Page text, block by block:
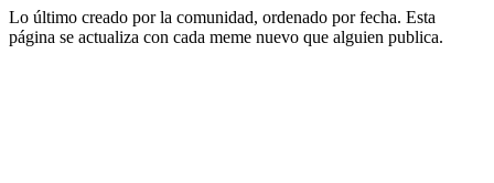
Lo último creado por la comunidad, ordenado por fecha. Esta
página se actualiza con cada meme nuevo que alguien publica.